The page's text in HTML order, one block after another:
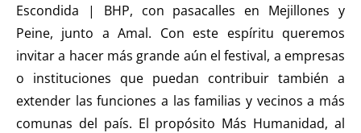
Escondida | BHP, con pasacalles en Mejillones y
Peine, junto a Amal. Con este espíritu queremos
invitar a hacer más grande aún el festival, a empresas
o instituciones que puedan contribuir también a
extender las funciones a las familias y vecinos a más
comunas del país. El propósito Más Humanidad, al